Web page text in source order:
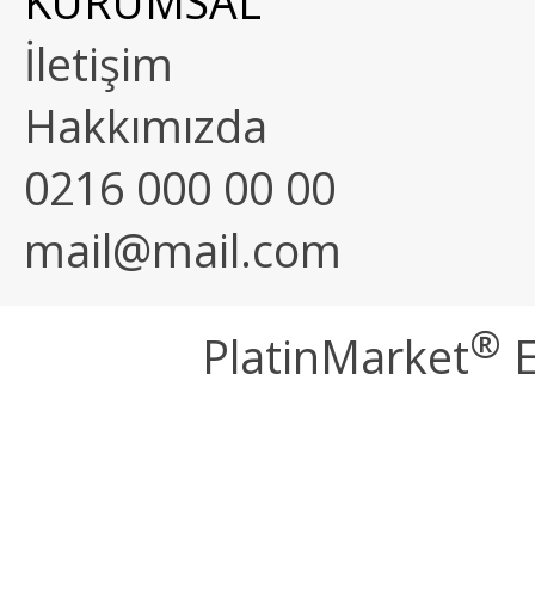
İletişim
Hakkımızda
0216 000 00 00
mail@mail.com
PlatinMarket®